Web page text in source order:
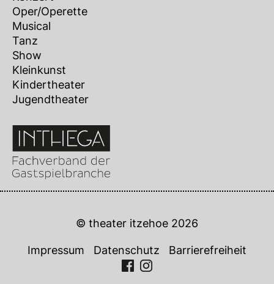
Oper/Operette
Musical
Tanz
Show
Kleinkunst
Kindertheater
Jugendtheater
© theater itzehoe 2026
Impressum Datenschutz Barrierefreiheit